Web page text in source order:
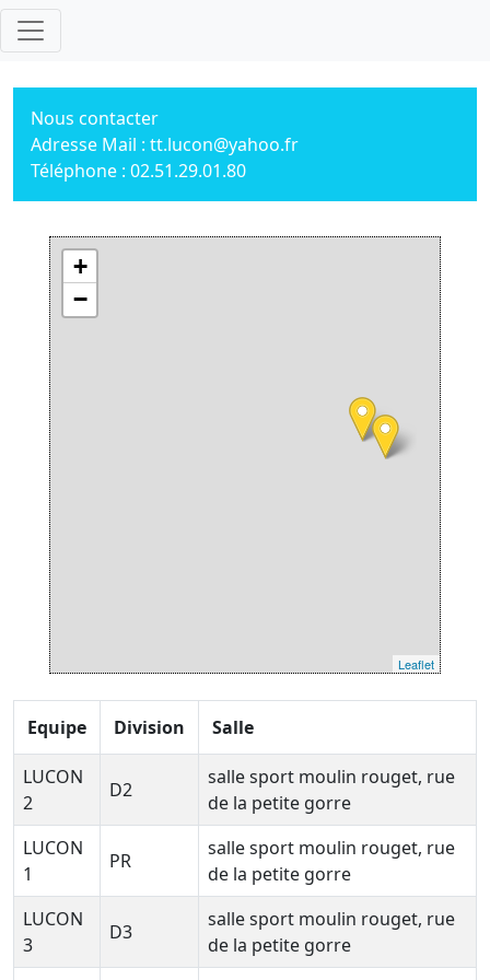
Nous contacter
Adresse Mail : tt.lucon@yahoo.fr
Téléphone : 02.51.29.01.80
+
−
Leaflet
Equipe Division Salle
LUCON
2
D2
salle sport moulin rouget, rue
de la petite gorre
LUCON
1
PR
salle sport moulin rouget, rue
de la petite gorre
LUCON
3
D3
salle sport moulin rouget, rue
de la petite gorre